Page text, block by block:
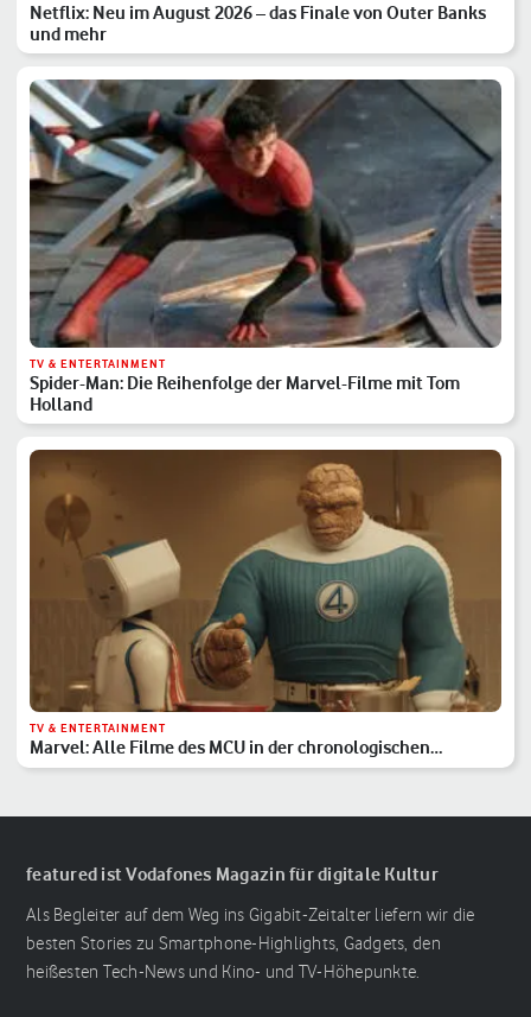
Netflix: Neu im August 2026 – das Finale von Outer Banks
und mehr
TV & ENTERTAINMENT
Spider-Man: Die Reihenfolge der Marvel-Filme mit Tom
Holland
TV & ENTERTAINMENT
Marvel: Alle Filme des MCU in der chronologischen
Reihenfolge
featured ist Vodafones Magazin für digitale Kultur
Als Begleiter auf dem Weg ins Gigabit-Zeitalter liefern wir die
besten Stories zu Smartphone-Highlights, Gadgets, den
heißesten Tech-News und Kino- und TV-Höhepunkte.